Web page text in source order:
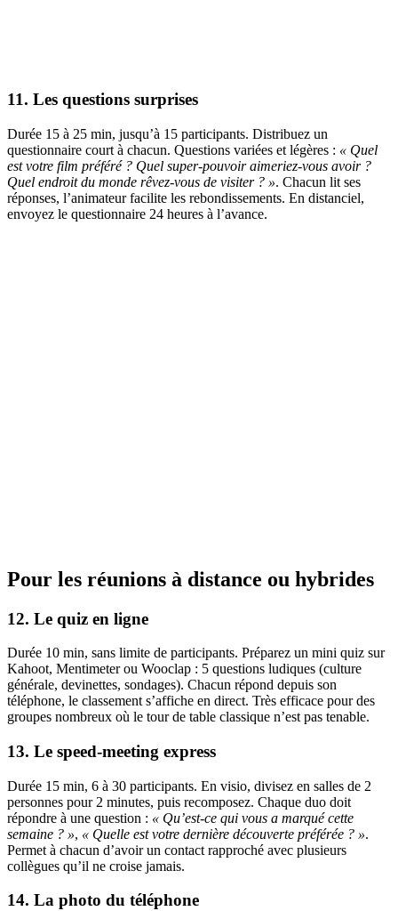
11. Les questions surprises
Durée 15 à 25 min, jusqu’à 15 participants. Distribuez un
questionnaire court à chacun. Questions variées et légères : « Quel
est votre film préféré ? Quel super-pouvoir aimeriez-vous avoir ?
Quel endroit du monde rêvez-vous de visiter ? ». Chacun lit ses
réponses, l’animateur facilite les rebondissements. En distanciel,
envoyez le questionnaire 24 heures à l’avance.
Pour les réunions à distance ou hybrides
12. Le quiz en ligne
Durée 10 min, sans limite de participants. Préparez un mini quiz sur
Kahoot, Mentimeter ou Wooclap : 5 questions ludiques (culture
générale, devinettes, sondages). Chacun répond depuis son
téléphone, le classement s’affiche en direct. Très efficace pour des
groupes nombreux où le tour de table classique n’est pas tenable.
13. Le speed-meeting express
Durée 15 min, 6 à 30 participants. En visio, divisez en salles de 2
personnes pour 2 minutes, puis recomposez. Chaque duo doit
répondre à une question : « Qu’est-ce qui vous a marqué cette
semaine ? », « Quelle est votre dernière découverte préférée ? ».
Permet à chacun d’avoir un contact rapproché avec plusieurs
collègues qu’il ne croise jamais.
14. La photo du téléphone